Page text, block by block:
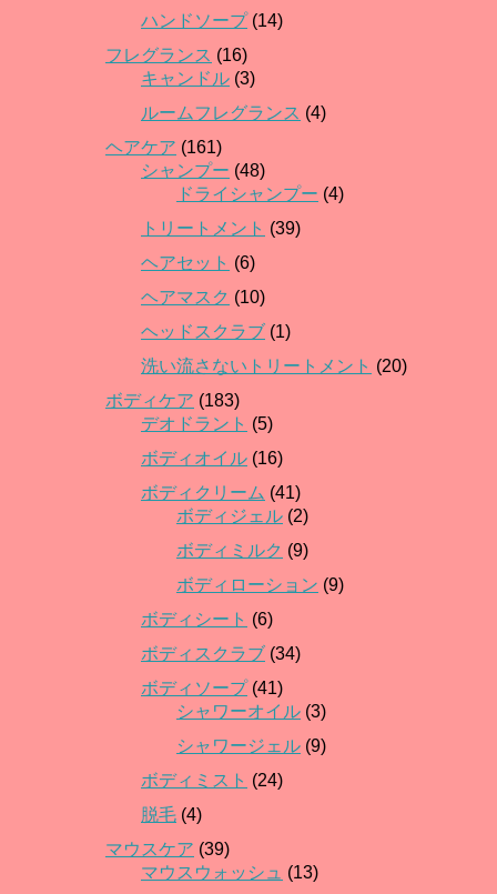
ハンドソープ(14)
フレグランス (16)
キャンドル (3)
ルームフレグランス (4)
ヘアケア (161)
シャンプー (48)
ドライシャンプー (4)
トリートメント (39)
ヘアセット (6)
ヘアマスク (10)
ヘッドスクラブ (1)
洗い流さないトリートメント (20)
ボディケア (183)
デオドラント (5)
ボディオイル (16)
ボディクリーム (41)
ボディジェル (2)
ボディミルク (9)
ボディローション (9)
ボディシート (6)
ボディスクラブ (34)
ボディソープ(41)
シャワーオイル (3)
シャワージェル (9)
ボディミスト (24)
脱毛 (4)
マウスケア (39)
マウスウォッシュ (13)